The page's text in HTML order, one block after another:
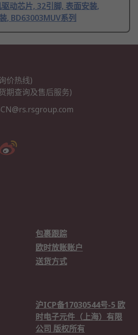
动芯片, 32引脚, 表面安装,
, BD63003MUV系列
价热线)
期查询及售后服务)
包裹跟踪
欧时放账账户
送货方式
沪ICP备17030544号-5 欧
时电子元件（上海）有限
公司 版权所有